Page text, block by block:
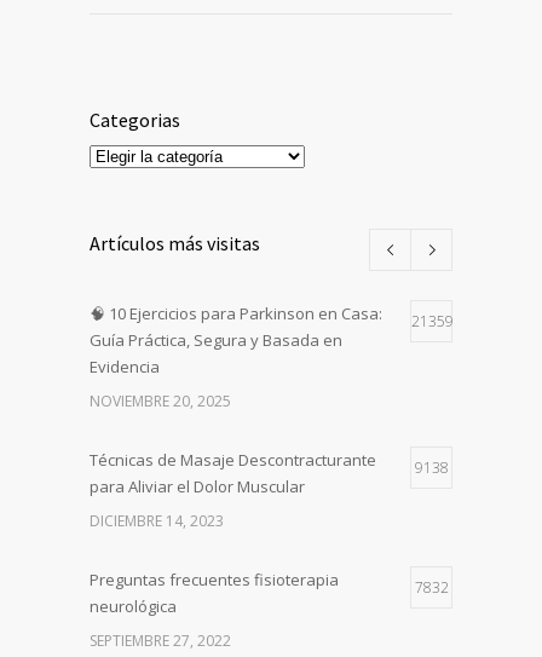
Categorias
Categorias
Artículos más visitas
🧠 10 Ejercicios para Parkinson en Casa:
Guía Práctica, Segura y Basada en
Evidencia
21359
NOVIEMBRE 20, 2025
Técnicas de Masaje Descontracturante
para Aliviar el Dolor Muscular
9138
DICIEMBRE 14, 2023
Preguntas frecuentes fisioterapia
neurológica
7832
SEPTIEMBRE 27, 2022